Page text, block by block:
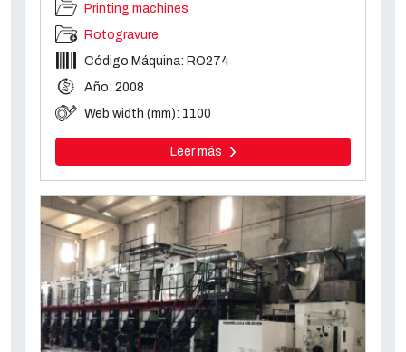
Printing machines
Rotogravure
Código Máquina: RO274
Año: 2008
Web width (mm): 1100
Leer más